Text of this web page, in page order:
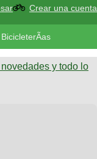
Crear una cuenta
BicicleterÃ­as
y todo lo